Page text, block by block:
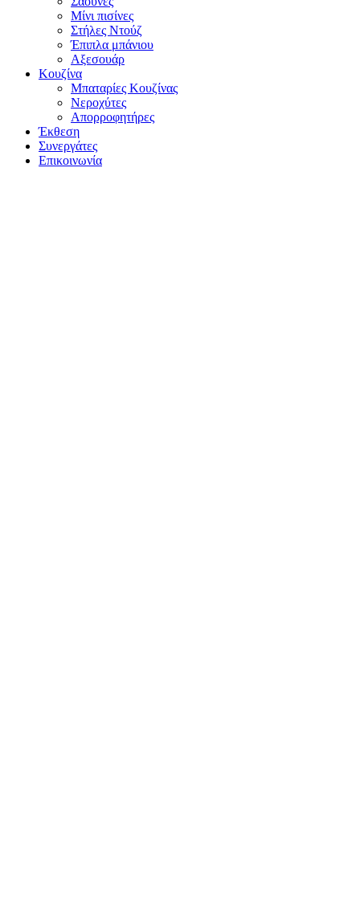
Μίνι πισίνες
Στήλες Ντούζ
Έπιπλα μπάνιου
Αξεσουάρ
Κουζίνα
Μπαταρίες Κουζίνας
Νεροχύτες
Απορροφητήρες
Έκθεση
Συνεργάτες
Επικοινωνία